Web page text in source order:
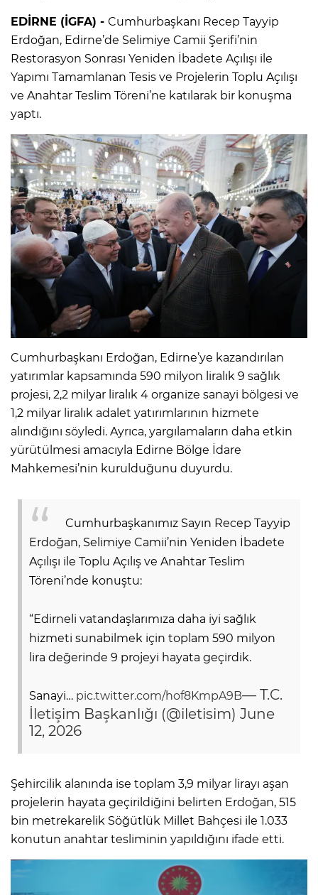
EDİRNE (İGFA) - Cumhurbaşkanı Recep Tayyip
Erdoğan, Edirne’de Selimiye Camii Şerifi’nin
Restorasyon Sonrası Yeniden İbadete Açılışı ile
Yapımı Tamamlanan Tesis ve Projelerin Toplu Açılışı
ve Anahtar Teslim Töreni’ne katılarak bir konuşma
yaptı.
Cumhurbaşkanı Erdoğan, Edirne’ye kazandırılan
yatırımlar kapsamında 590 milyon liralık 9 sağlık
projesi, 2,2 milyar liralık 4 organize sanayi bölgesi ve
1,2 milyar liralık adalet yatırımlarının hizmete
alındığını söyledi. Ayrıca, yargılamaların daha etkin
yürütülmesi amacıyla Edirne Bölge İdare
Mahkemesi’nin kurulduğunu duyurdu.
Cumhurbaşkanımız Sayın Recep Tayyip
Erdoğan, Selimiye Camii’nin Yeniden İbadete
Açılışı ile Toplu Açılış ve Anahtar Teslim
Töreni’nde konuştu:
“Edirneli vatandaşlarımıza daha iyi sağlık
hizmeti sunabilmek için toplam 590 milyon
lira değerinde 9 projeyi hayata geçirdik.
Sanayi… pic.twitter.com/hof8KmpA9B— T.C.
İletişim Başkanlığı (@iletisim) June
12, 2026
Şehircilik alanında ise toplam 3,9 milyar lirayı aşan
projelerin hayata geçirildiğini belirten Erdoğan, 515
bin metrekarelik Söğütlük Millet Bahçesi ile 1.033
konutun anahtar tesliminin yapıldığını ifade etti.